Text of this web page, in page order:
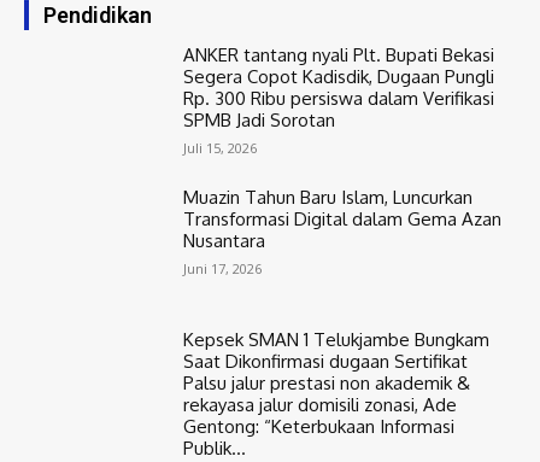
Pendidikan
ANKER tantang nyali Plt. Bupati Bekasi
Segera Copot Kadisdik, Dugaan Pungli
Rp. 300 Ribu persiswa dalam Verifikasi
SPMB Jadi Sorotan
Juli 15, 2026
Muazin Tahun Baru Islam, Luncurkan
Transformasi Digital dalam Gema Azan
Nusantara
Juni 17, 2026
Kepsek SMAN 1 Telukjambe Bungkam
Saat Dikonfirmasi dugaan Sertifikat
Palsu jalur prestasi non akademik &
rekayasa jalur domisili zonasi, Ade
Gentong: “Keterbukaan Informasi
Publik...